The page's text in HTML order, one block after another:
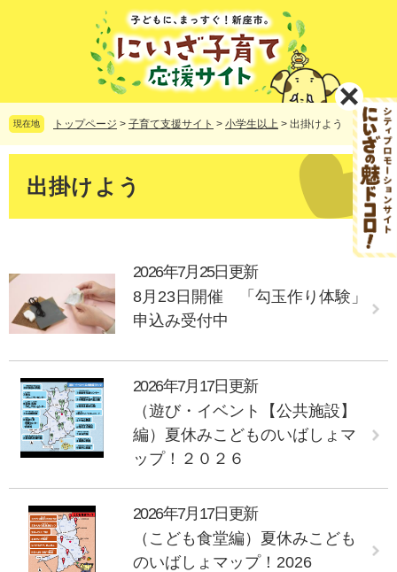
頭
で
飛
ば
て
現在地 トップページ > 子育て支援サイト > 小学生以上 > 出掛けよう
出掛けよう
2026年7月25日更新
8月23日開催 「勾玉作り体験」
申込み受付中
2026年7月17日更新
（遊び・イベント【公共施設】
編）夏休みこどものいばしょマ
ップ！２０２６
2026年7月17日更新
（こども食堂編）夏休みこども
のいばしょマップ！2026